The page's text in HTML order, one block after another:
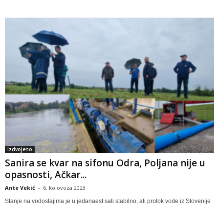
Izdvojeno
Sanira se kvar na sifonu Odra, Poljana nije u
opasnosti, Ačkar...
Ante Vekić - 6. kolovoza 2023
Stanje na vodostajima je u jedanaest sati stabilno, ali protok vode iz Slovenije